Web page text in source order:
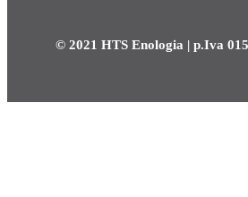
© 2021 HTS Enologia | p.Iva